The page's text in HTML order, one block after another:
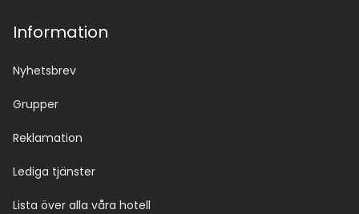
Information
Nyhetsbrev
Grupper
Reklamation
Lediga tjänster
Lista över alla våra hotell